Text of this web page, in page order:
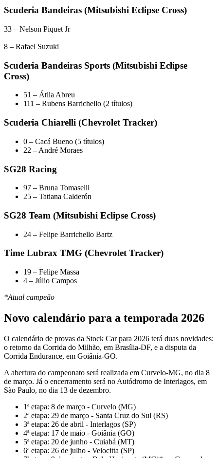
Scuderia Bandeiras (Mitsubishi Eclipse Cross)
33 – Nelson Piquet Jr
8 – Rafael Suzuki
Scuderia Bandeiras Sports (Mitsubishi Eclipse
Cross)
51 – Átila Abreu
111 – Rubens Barrichello (2 títulos)
Scuderia Chiarelli (Chevrolet Tracker)
0 – Cacá Bueno (5 títulos)
22 – André Moraes
SG28 Racing
97 – Bruna Tomaselli
25 – Tatiana Calderón
SG28 Team (Mitsubishi Eclipse Cross)
24 – Felipe Barrichello Bartz
Time Lubrax TMG (Chevrolet Tracker)
19 – Felipe Massa
4 – Júlio Campos
*Atual campeão
Novo calendário para a temporada 2026
O calendário de provas da Stock Car para 2026 terá duas novidades:
o retorno da Corrida do Milhão, em Brasília-DF, e a disputa da
Corrida Endurance, em Goiânia-GO.
A abertura do campeonato será realizada em Curvelo-MG, no dia 8
de março. Já o encerramento será no Autódromo de Interlagos, em
São Paulo, no dia 13 de dezembro.
1ª etapa: 8 de março - Curvelo (MG)
2ª etapa: 29 de março - Santa Cruz do Sul (RS)
3ª etapa: 26 de abril - Interlagos (SP)
4ª etapa: 17 de maio - Goiânia (GO)
5ª etapa: 20 de junho - Cuiabá (MT)
6ª etapa: 26 de julho - Velocitta (SP)